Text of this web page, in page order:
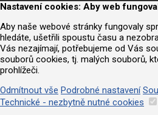
Nastavení cookies: Aby web
Aby naše webové stránky fungovaly
hledáte, ušetřili spoustu času a
Vás nezajímají, potřebujeme od Vás
souborů cookies, tj. malých souborů,
prohlížeči.
Odmítnout vše Podrobné nastavení
Technické - nezbytně nutné cookies